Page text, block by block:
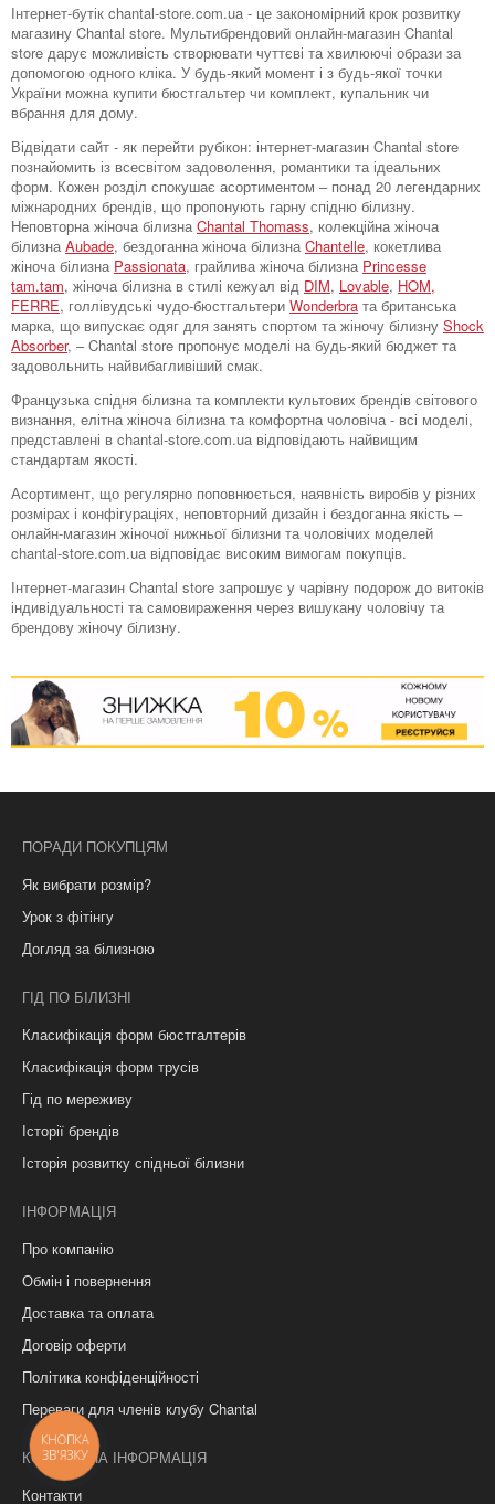
Інтернет-бутік chantal-store.com.ua - це закономірний крок розвитку
магазину Chantal store. Мультибрендовий онлайн-магазин Chantal
store дарує можливість створювати чуттєві та хвилюючі образи за
допомогою одного кліка. У будь-який момент і з будь-якої точки
України можна купити бюстгальтер чи комплект, купальник чи
вбрання для дому.
Відвідати сайт - як перейти рубікон: інтернет-магазин Chantal store
познайомить із всесвітом задоволення, романтики та ідеальних
форм. Кожен розділ спокушає асортиментом – понад 20 легендарних
міжнародних брендів, що пропонують гарну спідню білизну.
Неповторна жіноча білизна Chantal Thomass, колекційна жіноча
білизна Aubade, бездоганна жіноча білизна Chantelle, кокетлива
жіноча білизна Passionata, грайлива жіноча білизна Princesse
tam.tam, жіноча білизна в стилі кежуал від DIM, Lovable, HOM,
FERRE, голлівудські чудо-бюстгальтери Wonderbra та британська
марка, що випускає одяг для занять спортом та жіночу білизну Shock
Absorber, – Chantal store пропонує моделі на будь-який бюджет та
задовольнить найвибагливіший смак.
Французька спідня білизна та комплекти культових брендів світового
визнання, елітна жіноча білизна та комфортна чоловіча - всі моделі,
представлені в chantal-store.com.ua відповідають найвищим
стандартам якості.
Асортимент, що регулярно поповнюється, наявність виробів у різних
розмірах і конфігураціях, неповторний дизайн і бездоганна якість –
онлайн-магазин жіночої нижньої білизни та чоловічих моделей
chantal-store.com.ua відповідає високим вимогам покупців.
Інтернет-магазин Chantal store запрошує у чарівну подорож до витоків
індивідуальності та самовираження через вишукану чоловічу та
брендову жіночу білизну.
ПОРАДИ ПОКУПЦЯМ
Як вибрати розмір?
Урок з фітінгу
Догляд за білизною
ГІД ПО БІЛИЗНІ
Класифікація форм бюстгалтерів
Класифікація форм трусів
Гід по мереживу
Історії брендів
Історія розвитку спідньої білизни
ІНФОРМАЦІЯ
Про компанію
Обмін і повернення
Доставка та оплата
Договір оферти
Політика конфіденційності
Переваги для членів клубу Chantal
КОНТАКТНА ІНФОРМАЦІЯ
Контакти
КНОПКА
ЗВ'ЯЗКУ